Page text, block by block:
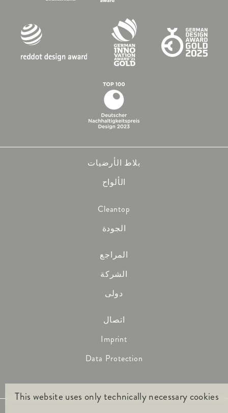
بلاط الأرضيات
الألواح
Cleantop
الجودة
المراجع
الشركة
دولى
اتصال
Imprint
Data Protection
This website uses only technically necessary cookies